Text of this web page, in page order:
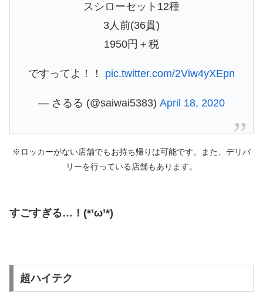
スシローセット12種
3人前(36貫)
1950円＋税
ですってよ！！ pic.twitter.com/2Viw4yXEpn
— さるる (@saiwai5383) April 18, 2020
※ロッカーがない店舗でもお持ち帰りは可能です。また、デリバ
リーを行っている店舗もあります。
すごすぎる…！(*’ω’*)
超ハイテク